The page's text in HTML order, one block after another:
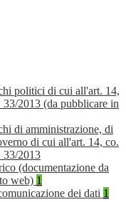
politici di cui all'art. 14,
2013 (da pubblicare in
di amministrazione, di
di cui all'art. 14, co.
33/2013
(documentazione da
web) 1
dei dati 1